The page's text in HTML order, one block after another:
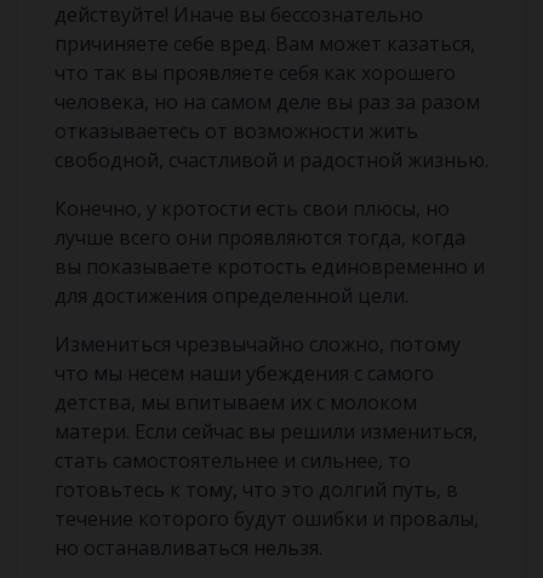
действуйте! Иначе вы бессознательно
причиняете себе вред. Вам может казаться,
что так вы проявляете себя как хорошего
человека, но на самом деле вы раз за разом
отказываетесь от возможности жить
свободной, счастливой и радостной жизнью.
Конечно, у кротости есть свои плюсы, но
лучше всего они проявляются тогда, когда
вы показываете кротость единовременно и
для достижения определенной цели.
Измениться чрезвычайно сложно, потому
что мы несем наши убеждения с самого
детства, мы впитываем их с молоком
матери. Если сейчас вы решили измениться,
стать самостоятельнее и сильнее, то
готовьтесь к тому, что это долгий путь, в
течение которого будут ошибки и провалы,
но останавливаться нельзя.